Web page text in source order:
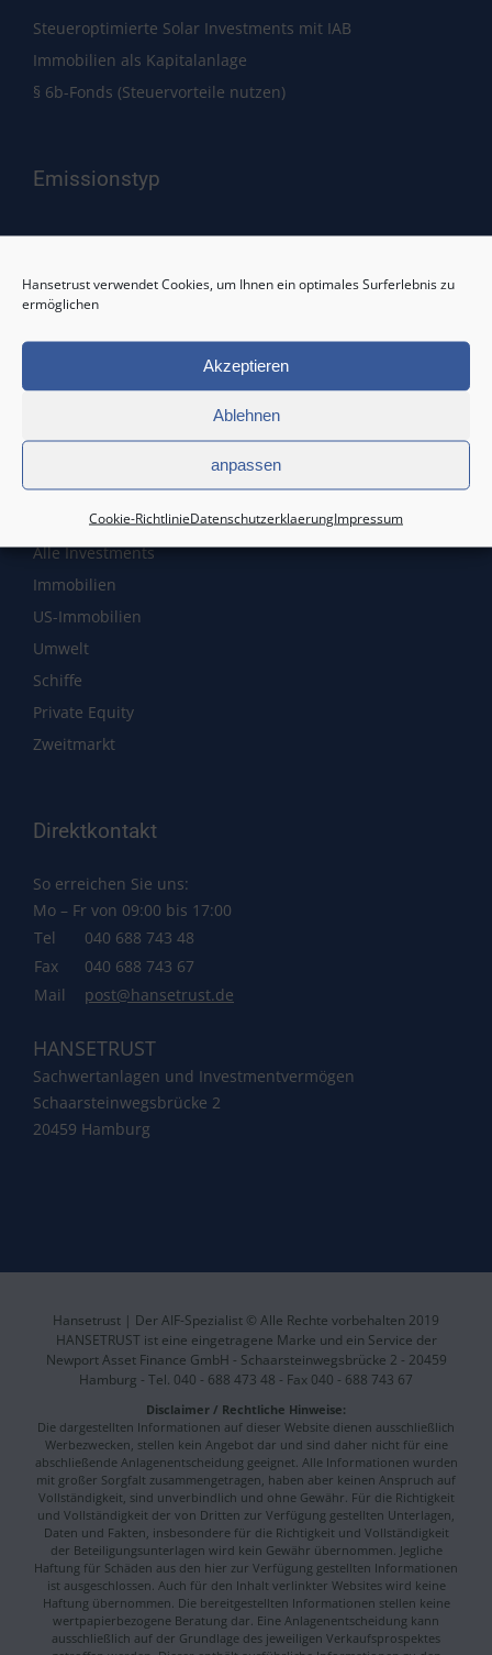
Hansetrust verwendet Cookies, um Ihnen ein optimales Surferlebnis zu
ermöglichen
Akzeptieren
Ablehnen
anpassen
Cookie-RichtlinieDatenschutzerklaerungImpressum
Steueroptimierte Solar Investments mit IAB
Immobilien als Kapitalanlage
§ 6b-Fonds (Steuervorteile nutzen)
Emissionstyp
Spezial-AIF
Private Placements
Direktinvestments
Alle Investments
Immobilien
US-Immobilien
Umwelt
Schiffe
Private Equity
Zweitmarkt
Direktkontakt
So erreichen Sie uns:
Mo – Fr von 09:00 bis 17:00
Tel
040 688 743 48
Fax
040 688 743 67
Mail
post@hansetrust.de
HANSETRUST
Sachwertanlagen und Investmentvermögen
Schaarsteinwegsbrücke 2
20459 Hamburg
Hansetrust | Der AIF-Spezialist © Alle Rechte vorbehalten 2019
HANSETRUST ist eine eingetragene Marke und ein Service der
Newport Asset Finance GmbH - Schaarsteinwegsbrücke 2 - 20459
Hamburg - Tel. 040 - 688 473 48 - Fax 040 - 688 743 67
Disclaimer / Rechtliche Hinweise:
Die dargestellten Informationen auf dieser Website dienen ausschließlich
Werbezwecken, stellen kein Angebot dar und sind daher nicht für eine
abschließende Anlagenentscheidung geeignet. Alle Informationen wurden
mit großer Sorgfalt zusammengetragen, haben aber keinen Anspruch auf
Vollständigkeit, sind unverbindlich und ohne Gewähr. Für die Richtigkeit
und Vollständigkeit der von Dritten zur Verfügung gestellten Unterlagen,
Daten und Fakten, insbesondere für die Richtigkeit und Vollständigkeit
der Beteiligungsunterlagen wird kein Gewähr übernommen. Jegliche
Haftung für Schäden aus den hier zur Verfügung gestellten Informationen
ist ausgeschlossen. Auch für den Inhalt verlinkter Websites wird keine
Haftung übernommen. Die bereitgestellten Informationen stellen keine
wertpapierbezogene Beratung dar. Eine Anlagenentscheidung kann
ausschließlich auf der Grundlage des jeweiligen Verkaufsprospektes